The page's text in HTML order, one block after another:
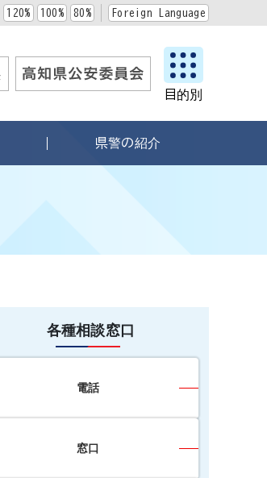
120% 100% 80% Foreign Language
目的別
県警の紹介
各種相談窓口
電話
窓口